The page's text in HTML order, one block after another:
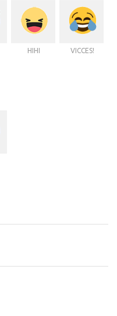
HIHI VICCES!